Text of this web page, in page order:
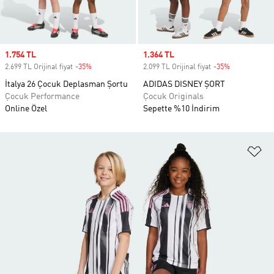
Sale price
1.754 TL
2.699 TL Orijinal fiyat -35%
İtalya 26 Çocuk Deplasman Şortu
Çocuk Performance
Online Özel
Sale price
1.364 TL
2.099 TL Orijinal fiyat -35%
ADIDAS DISNEY ŞORT
Çocuk Originals
Sepette %10 İndirim